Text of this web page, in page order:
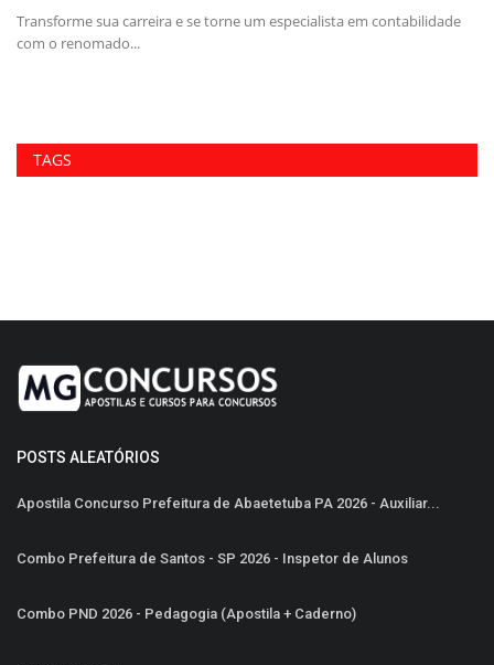
Transforme sua carreira e se torne um especialista em contabilidade
com o renomado...
TAGS
POSTS ALEATÓRIOS
Apostila Concurso Prefeitura de Abaetetuba PA 2026 - Auxiliar...
Combo Prefeitura de Santos - SP 2026 - Inspetor de Alunos
Combo PND 2026 - Pedagogia (Apostila + Caderno)